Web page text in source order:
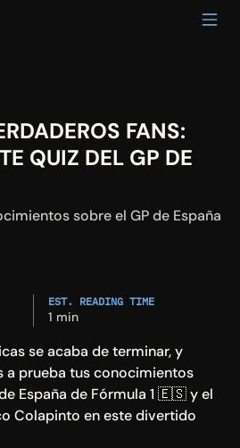
FANS:
QUIZ DEL GP DE
sobre el GP de España
EST. READING TIME
1 min
se acaba de terminar, y
a prueba tus conocimientos
España de Fórmula 1 🇪🇸 y el
Colapinto en este divertido